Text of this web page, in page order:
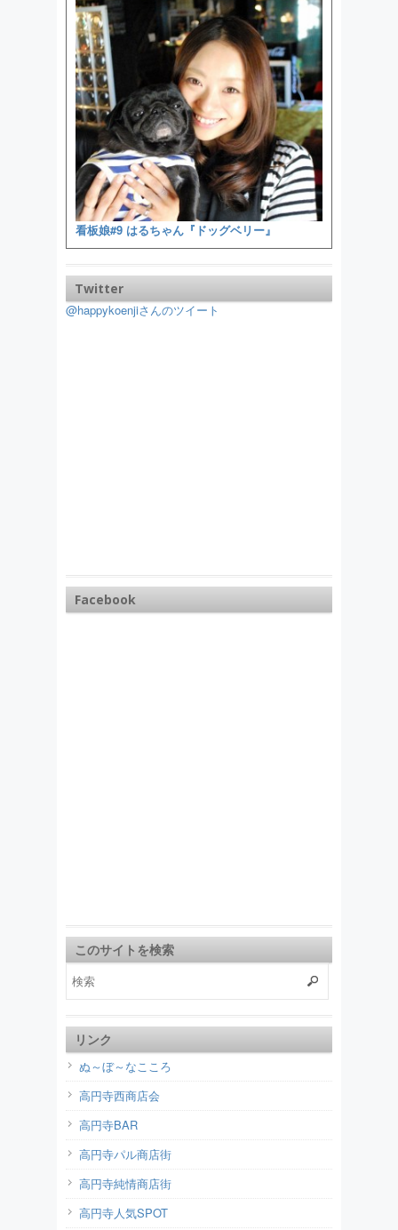
看板娘#9 はるちゃん『ドッグベリー』
Twitter
@happykoenjiさんのツイート
Facebook
このサイトを検索
リンク
ぬ～ぼ～なこころ
高円寺西商店会
高円寺BAR
高円寺パル商店街
高円寺純情商店街
高円寺人気SPOT